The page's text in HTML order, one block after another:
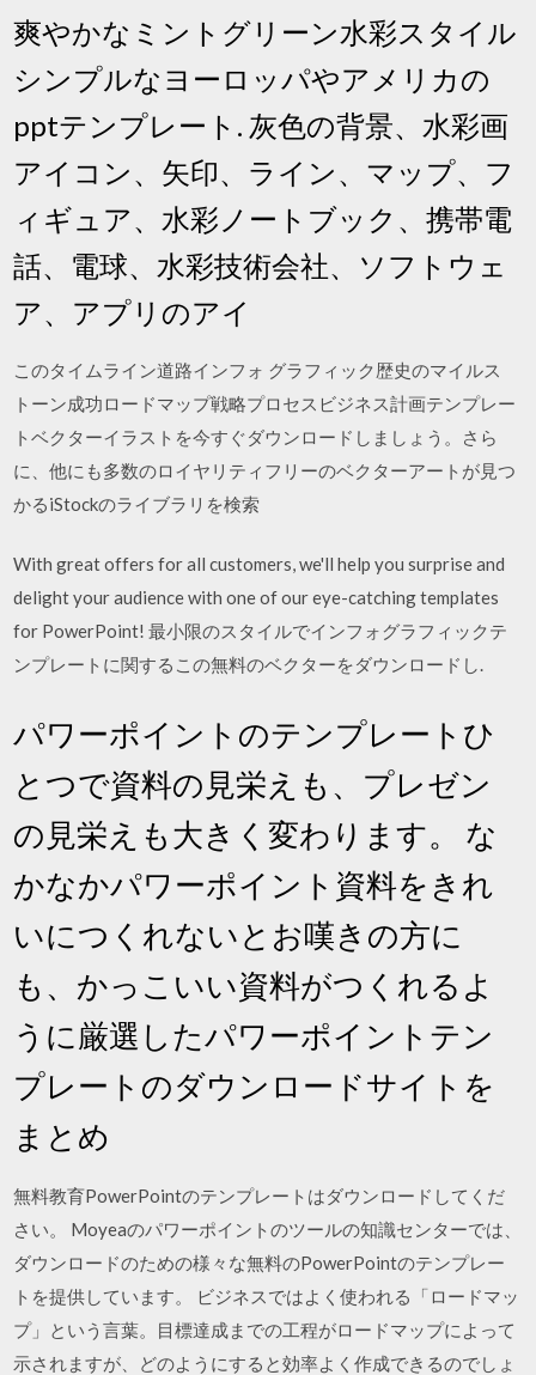
爽やかなミントグリーン水彩スタイル
シンプルなヨーロッパやアメリカの
pptテンプレート. 灰色の背景、水彩画
アイコン、矢印、ライン、マップ、フ
ィギュア、水彩ノートブック、携帯電
話、電球、水彩技術会社、ソフトウェ
ア、アプリのアイ
このタイムライン道路インフォ グラフィック歴史のマイルス
トーン成功ロードマップ戦略プロセスビジネス計画テンプレー
トベクターイラストを今すぐダウンロードしましょう。さら
に、他にも多数のロイヤリティフリーのベクターアートが見つ
かるiStockのライブラリを検索
With great offers for all customers, we'll help you surprise and
delight your audience with one of our eye-catching templates
for PowerPoint! 最小限のスタイルでインフォグラフィックテ
ンプレートに関するこの無料のベクターをダウンロードし.
パワーポイントのテンプレートひ
とつで資料の見栄えも、プレゼン
の見栄えも大きく変わります。 な
かなかパワーポイント資料をきれ
いにつくれないとお嘆きの方に
も、かっこいい資料がつくれるよ
うに厳選したパワーポイントテン
プレートのダウンロードサイトを
まとめ
無料教育PowerPointのテンプレートはダウンロードしてくだ
さい。 Moyeaのパワーポイントのツールの知識センターでは、
ダウンロードのための様々な無料のPowerPointのテンプレー
トを提供しています。 ビジネスではよく使われる「ロードマッ
プ」という言葉。目標達成までの工程がロードマップによって
示されますが、どのようにすると効率よく作成できるのでしょ